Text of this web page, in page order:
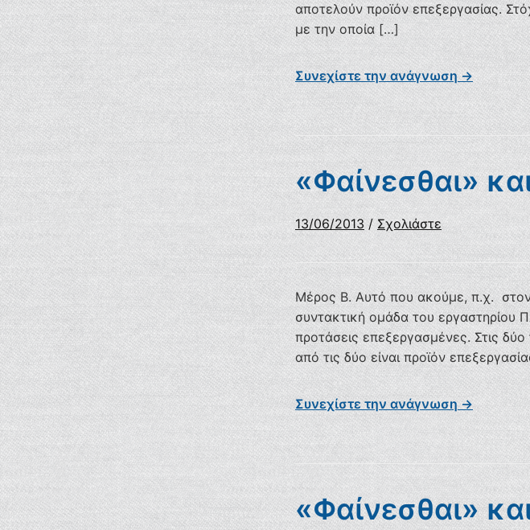
αποτελούν προϊόν επεξεργασίας.
με την οποία […]
Συνεχίστε την ανάγνωση →
«Φαίνεσθαι»
13/06/2013 / Σχολιάστε
Μέρος B. Αυτό που ακούμε, π.χ. στον
συντακτική ομάδα του εργαστηρίου
προτάσεις επεξεργασμένες. Στις δύο
από τις δύο είναι προϊόν
Συνεχίστε την ανάγνωση →
«Φαίνεσθαι»